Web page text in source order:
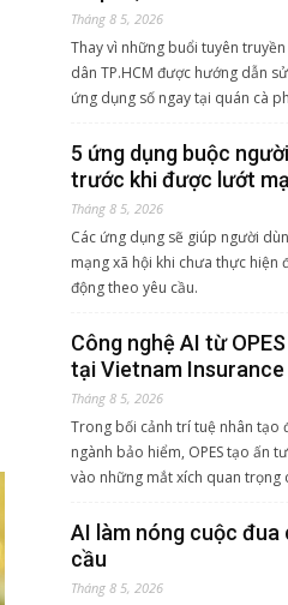
Tháng 8 5, 2026
Thay vì những buổi tuyên
dân TP.HCM được hướng dẫn
ứng dụng số ngay tại quán cà
5 ứng dụng buộc
trước khi được lướt
Tháng 8 5, 2026
Các ứng dụng sẽ giúp người
mạng xã hội khi chưa thực hiện
động theo yêu cầu.
Công nghệ AI từ
tại Vietnam
Tháng 8 5, 2026
Trong bối cảnh trí tuệ nhân tạo
ngành bảo hiểm, OPES tạo ấn
vào những mắt xích quan trọng
AI làm nóng cuộc đua
cầu
Tháng 8 5, 2026